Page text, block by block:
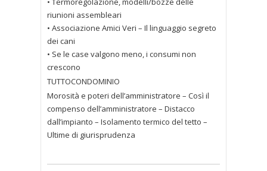
riunioni assembleari
• Associazione Amici Veri – Il linguaggio segreto
dei cani
• Se le case valgono meno, i consumi non
crescono
TUTTOCONDOMINIO
Morosità e poteri dell’amministratore – Così il
compenso dell’amministratore – Distacco
dall’impianto – Isolamento termico del tetto –
Ultime di giurisprudenza